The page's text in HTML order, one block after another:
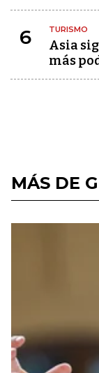
6 TURISMO
Asia
más
MÁS DE